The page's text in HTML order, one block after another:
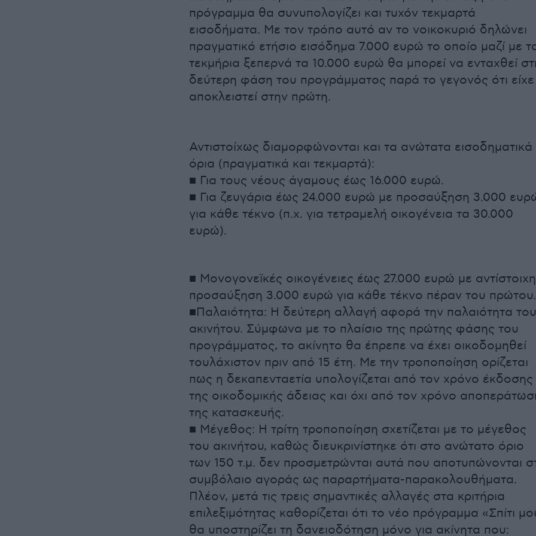
πρόγραμμα θα συνυπολογίζει και τυχόν τεκμαρτά
εισοδήματα. Με τον τρόπο αυτό αν το νοικοκυριό δηλώνει
πραγματικό ετήσιο εισόδημα 7.000 ευρώ το οποίο μαζί με
τεκμήρια ξεπερνά τα 10.000 ευρώ θα μπορεί να ενταχθεί
δεύτερη φάση του προγράμματος παρά το γεγονός ότι είχε
αποκλειστεί στην πρώτη.
Αντιστοίχως διαμορφώνονται και τα ανώτατα εισοδηματικά
όρια (πραγματικά και τεκμαρτά):
■ Για τους νέους άγαμους έως 16.000 ευρώ.
■ Για ζευγάρια έως 24.000 ευρώ με προσαύξηση 3.000
για κάθε τέκνο (π.χ. για τετραμελή οικογένεια τα 30.000
ευρώ).
■ Μονογονεϊκές οικογένειες έως 27.000 ευρώ με αντίστοιχη
προσαύξηση 3.000 ευρώ για κάθε τέκνο πέραν του πρώτου.
■Παλαιότητα: Η δεύτερη αλλαγή αφορά την παλαιότητα του
ακινήτου. Σύμφωνα με το πλαίσιο της πρώτης φάσης του
προγράμματος, το ακίνητο θα έπρεπε να έχει οικοδομηθεί
τουλάχιστον πριν από 15 έτη. Με την τροποποίηση ορίζεται
πως η δεκαπενταετία υπολογίζεται από τον χρόνο έκδοσης
της οικοδομικής άδειας και όχι από τον χρόνο
της κατασκευής.
■ Μέγεθος: Η τρίτη τροποποίηση σχετίζεται με το μέγεθος
του ακινήτου, καθώς διευκρινίστηκε ότι στο ανώτατο όριο
των 150 τ.μ. δεν προσμετρώνται αυτά που αποτυπώνονται
συμβόλαιο αγοράς ως παραρτήματα-παρακολουθήματα.
Πλέον, μετά τις τρεις σημαντικές αλλαγές στα κριτήρια
επιλεξιμότητας καθορίζεται ότι το νέο πρόγραμμα «Σπίτι
θα υποστηρίζει τη δανειοδότηση μόνο για ακίνητα που: